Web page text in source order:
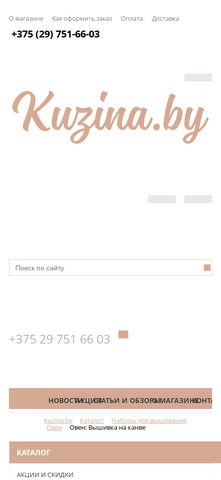
О магазине Как оформить заказ Оплата Доставка
+375 (29) 751-66-03
+375 29 751 66 03
КАТАЛОГНОВОСТИАКЦИИСТАТЬИ И ОБЗОРЫО МАГАЗИНЕ
Kuzina.by Каталог Наборы для вышивания
Овен Овен: Вышивка на канве
КАТАЛОГ
АКЦИИ И СКИДКИ